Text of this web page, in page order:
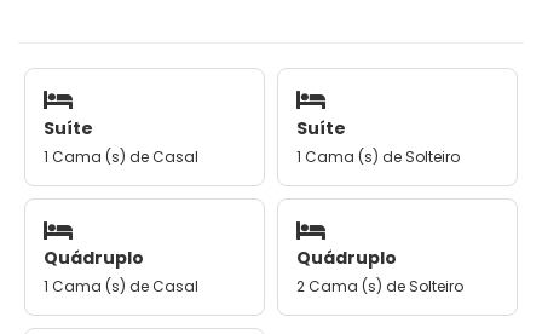
Suíte
1 Cama (s) de Casal
Suíte
1 Cama (s) de Solteiro
Quádruplo
1 Cama (s) de Casal
Quádruplo
2 Cama (s) de Solteiro